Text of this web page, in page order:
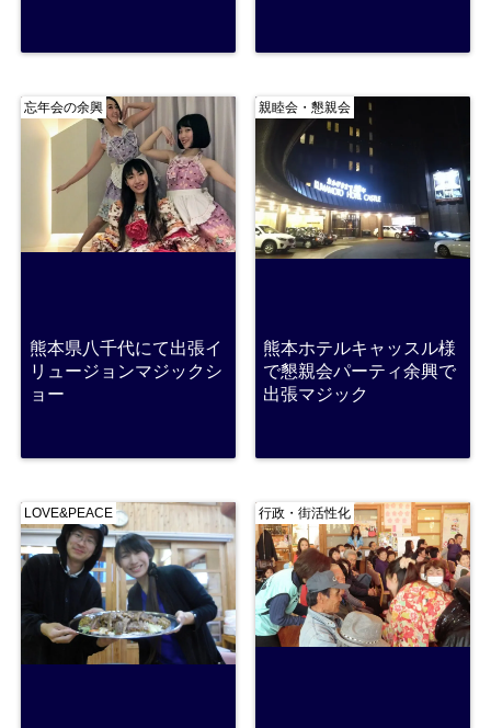
忘年会の余興
熊本県八千代にて出張イ
リュージョンマジックシ
ョー
親睦会・懇親会
熊本ホテルキャッスル様
で懇親会パーティ余興で
出張マジック
LOVE&PEACE 行政・街活性化